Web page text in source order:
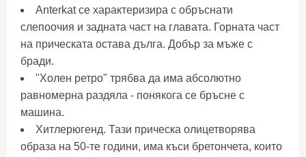
Anterkat се характеризира с обръснати
слепоочия и задната част на главата. Горната част
на прическата остава дълга. Добър за мъже с
бради.
"Холен ретро" трябва да има абсолютно
равномерна раздяла - понякога се бръсне с
машина.
Хитлерюгенд. Тази прическа олицетворява
образа на 50-те години, има къси бретончета, които